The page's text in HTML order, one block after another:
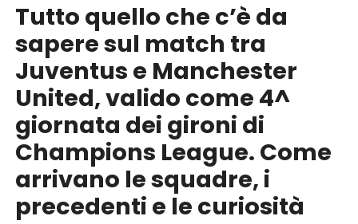
Tutto quello che c’è da
sapere sul match tra
Juventus e Manchester
United, valido come 4^
giornata dei gironi di
Champions League. Come
arrivano le squadre, i
precedenti e le curiosità